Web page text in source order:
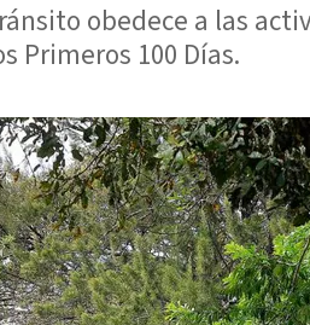
obedece a las
Primeros 100 Días.